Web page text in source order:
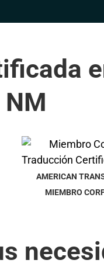
NM
AMERICAN
MIEMBRO